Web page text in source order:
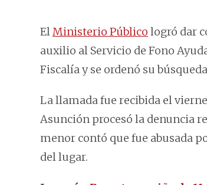
ElMinisterio Público logró dar
auxilio al Servicio de Fono
Fiscalía y se ordenó su
La llamada fue recibida el
Asunción procesó la denuncia
menor contó que fue abusada
del lugar.